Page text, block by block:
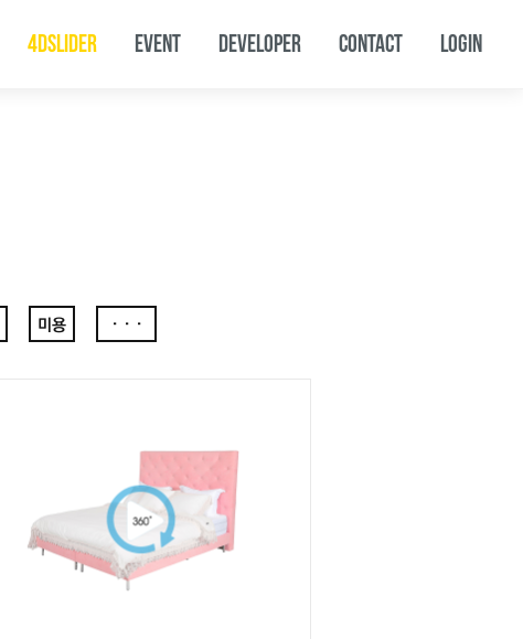
4DSLIDER EVENT DEVELOPER CONTACT LOGIN
미용 ···